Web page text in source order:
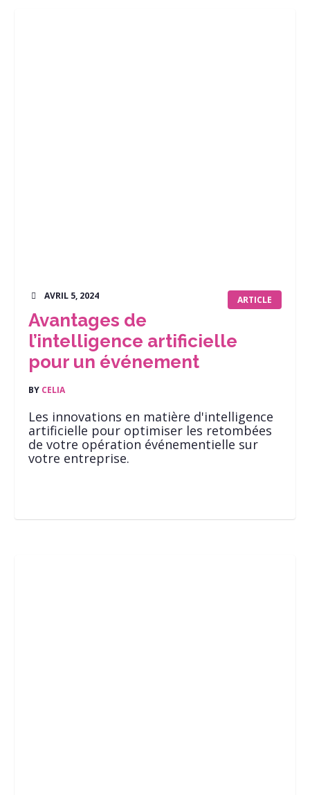
ARTICLE
AVRIL 5, 2024
Avantages de
l’intelligence artificielle
pour un événement
BY CELIA
Les innovations en matière d'intelligence
artificielle pour optimiser les retombées
de votre opération événementielle sur
votre entreprise.